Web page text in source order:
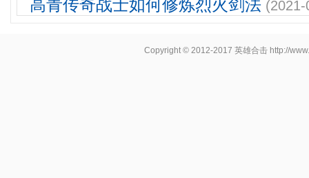
高青传奇战士如何修炼烈火剑法
Copyright © 2012-2017 英雄合击 http://